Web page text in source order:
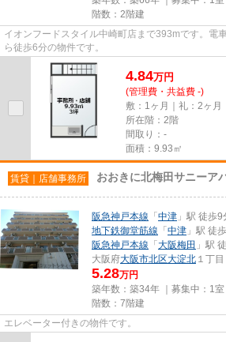
階数：2階建
イオンフードスタイル中崎町店まで393mです。電
ら徒歩6分の物件です。
4.84万円
(管理費・共益費 -)
敷：1ヶ月｜礼：2ヶ月
所在階：2階
間取り：-
面積：9.93㎡
賃貸｜店舗事務所 おおきに北梅田サニーア
阪急神戸本線 「 中津 」駅 徒歩9
地下鉄御堂筋線 「 中津 」駅 徒
阪急神戸本線 「 大阪梅田 」駅
大阪府大阪市北区大淀北 １丁目
5.28万円
築年数：築34年 ｜募集中： 1室
階数：7階建
エレベーター付きの物件です。